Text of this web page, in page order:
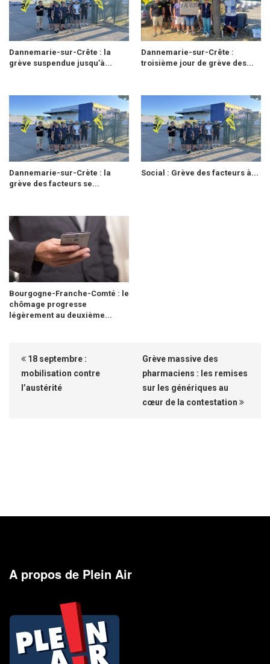
Dannemarie-sur-Crête : la
grève suspendue jusqu’à...
Dannemarie-sur-Crête :
troisième jour de grève des...
Dannemarie-sur-Crète : la
grève des facteurs se...
Social : Grève des facteurs à...
Bourgogne-Franche-Comté : le
chômage progresse
légèrement au deuxième...
18 septembre :
mobilisation contre
l’austérité
Grève massive des
pharmaciens : les remises
sur les génériques au
cœur de la contestation
A propos de Plein Air